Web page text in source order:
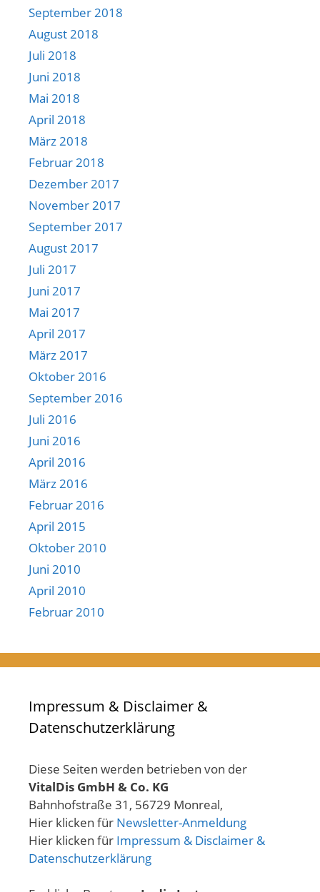
September 2018
August 2018
Juli 2018
Juni 2018
Mai 2018
April 2018
März 2018
Februar 2018
Dezember 2017
November 2017
September 2017
August 2017
Juli 2017
Juni 2017
Mai 2017
April 2017
März 2017
Oktober 2016
September 2016
Juli 2016
Juni 2016
April 2016
März 2016
Februar 2016
April 2015
Oktober 2010
Juni 2010
April 2010
Februar 2010
Impressum & Disclaimer &
Datenschutzerklärung
Diese Seiten werden betrieben von der
VitalDis GmbH & Co. KG
Bahnhofstraße 31, 56729 Monreal,
Hier klicken für Newsletter-Anmeldung
Hier klicken für Impressum & Disclaimer &
Datenschutzerklärung